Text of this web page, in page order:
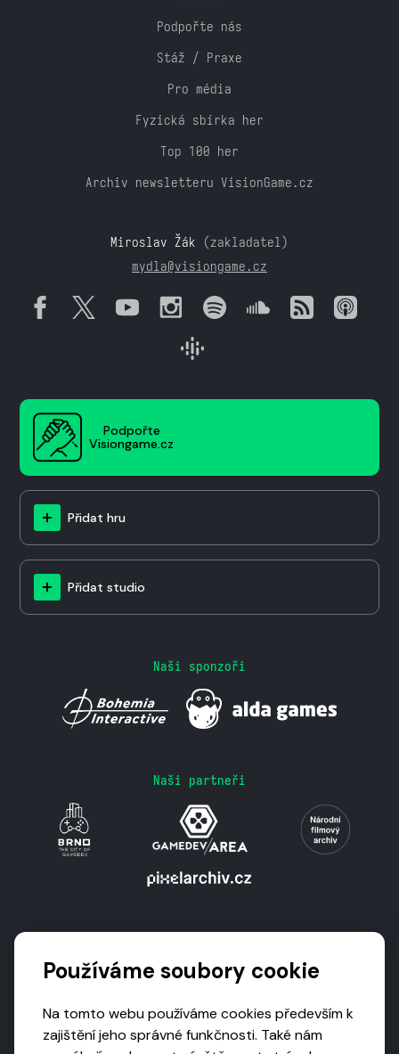
Podpořte nás
Stáž / Praxe
Pro média
Fyzická sbírka her
Top 100 her
Archiv newsletteru VisionGame.cz
Miroslav Žák (zakladatel)
mydla@visiongame.cz
Podpořte
Visiongame.cz
Přidat hru
Přidat studio
Naši sponzoři
Naši partneři
Používáme soubory cookie
Na tomto webu používáme cookies především k
zajištění jeho správné funkčnosti. Také nám